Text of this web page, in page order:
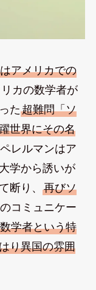
アメリカでの
カの数学者が
た超難問「ソ
世界にその名
レルマンはア
学から誘いが
断り、 再びソ
コミュニケー
数学者という特
り異国の雰囲